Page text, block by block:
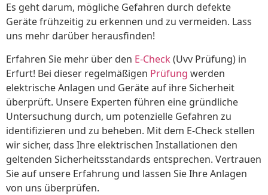
Es geht darum, mögliche Gefahren durch defekte
Geräte frühzeitig zu erkennen und zu vermeiden. Lass
uns mehr darüber herausfinden!
Erfahren Sie mehr über den E-Check(Uvv Prüfung) in
Erfurt! Bei dieser regelmäßigen Prüfung werden
elektrische Anlagen und Geräte auf ihre Sicherheit
überprüft. Unsere Experten führen eine gründliche
Untersuchung durch, um potenzielle Gefahren zu
identifizieren und zu beheben. Mit dem E-Check stellen
wir sicher, dass Ihre elektrischen Installationen den
geltenden Sicherheitsstandards entsprechen. Vertrauen
Sie auf unsere Erfahrung und lassen Sie Ihre Anlagen
von uns überprüfen.